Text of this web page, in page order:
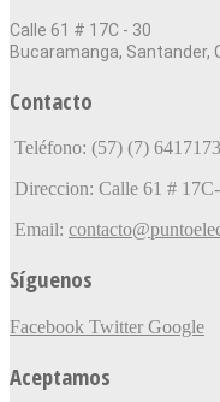
Calle 61 # 17C - 30
Bucaramanga, Santander,
Contacto
Teléfono: (57) (7) 6417173
Direccion: Calle 61 #
Email:
Síguenos
Facebook Twitter Google
Aceptamos